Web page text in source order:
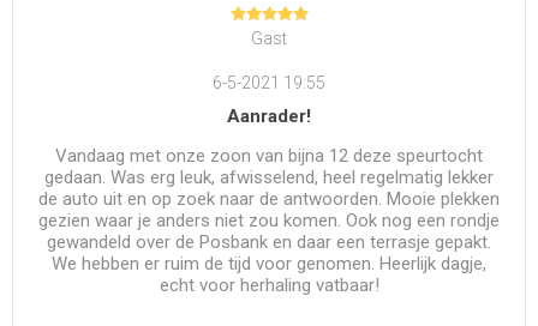
Gast
6-5-2021 19:55
Aanrader!
Vandaag met onze zoon van bijna 12 deze speurtocht
gedaan. Was erg leuk, afwisselend, heel regelmatig lekker
de auto uit en op zoek naar de antwoorden. Mooie plekken
gezien waar je anders niet zou komen. Ook nog een rondje
gewandeld over de Posbank en daar een terrasje gepakt.
We hebben er ruim de tijd voor genomen. Heerlijk dagje,
echt voor herhaling vatbaar!